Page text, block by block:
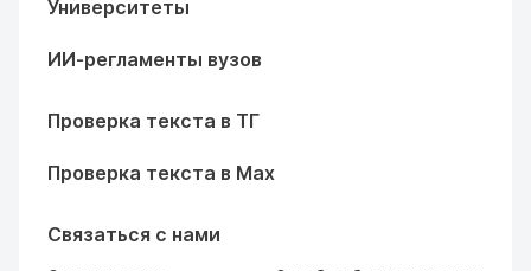
Университеты
ИИ-регламенты вузов
Проверка текста в ТГ
Проверка текста в Max
Связаться с нами